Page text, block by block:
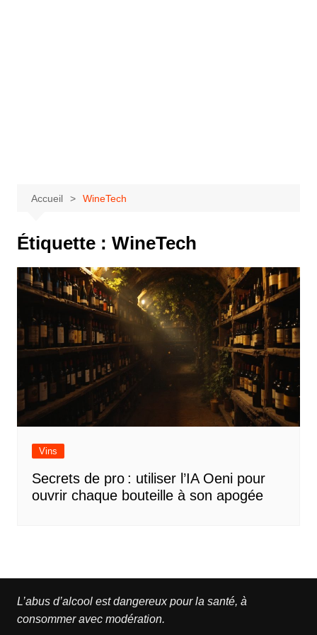
Accueil WineTech
Étiquette : WineTech
Vins
Secrets de pro : utiliser l’IA Oeni pour
ouvrir chaque bouteille à son apogée
L’abus d’alcool est dangereux pour la santé, à
consommer avec modération.